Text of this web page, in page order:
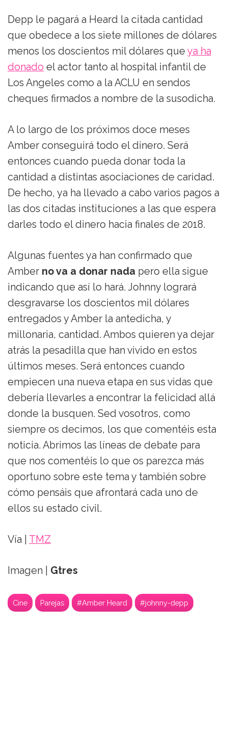
Depp le pagará a Heard la citada cantidad
que obedece a los siete millones de dólares
menos los doscientos mil dólares que ya ha
donado el actor tanto al hospital infantil de
Los Angeles como a la ACLU en sendos
cheques firmados a nombre de la susodicha.
A lo largo de los próximos doce meses
Amber conseguirá todo el dinero. Será
entonces cuando pueda donar toda la
cantidad a distintas asociaciones de caridad.
De hecho, ya ha llevado a cabo varios pagos a
las dos citadas instituciones a las que espera
darles todo el dinero hacia finales de 2018.
Algunas fuentes ya han confirmado que
Amber no va a donar nada pero ella sigue
indicando que así lo hará. Johnny logrará
desgravarse los doscientos mil dólares
entregados y Amber la antedicha, y
millonaria, cantidad. Ambos quieren ya dejar
atrás la pesadilla que han vivido en estos
últimos meses. Será entonces cuando
empiecen una nueva etapa en sus vidas que
debería llevarles a encontrar la felicidad allá
donde la busquen. Sed vosotros, como
siempre os decimos, los que comentéis esta
noticia. Abrimos las líneas de debate para
que nos comentéis lo que os parezca más
oportuno sobre este tema y también sobre
cómo pensáis que afrontará cada uno de
ellos su estado civil.
Vía | TMZ
Imagen | Gtres
Cine Parejas #Amber Heard #johnny-depp